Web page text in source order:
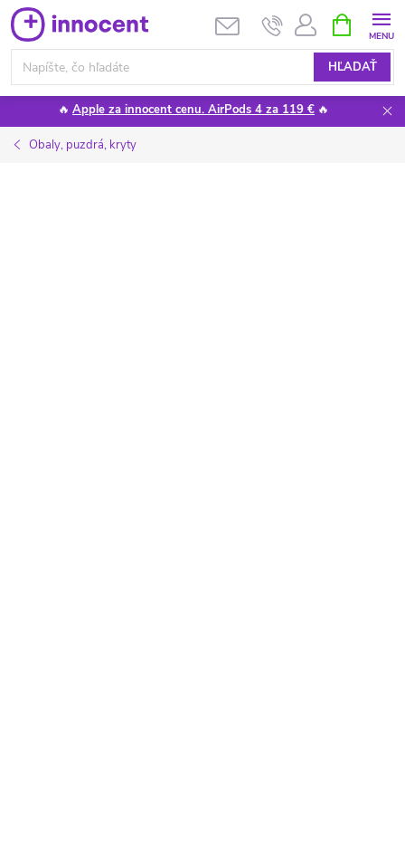
Prejsť
na
obsah
HĽADAŤ
KOŠÍK
🔥 Apple za innocent cenu. AirPods 4 za 119 € 🔥
Obaly, puzdrá, kryty